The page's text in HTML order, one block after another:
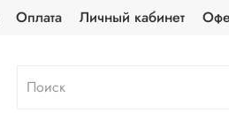
Оплата Личный кабинет